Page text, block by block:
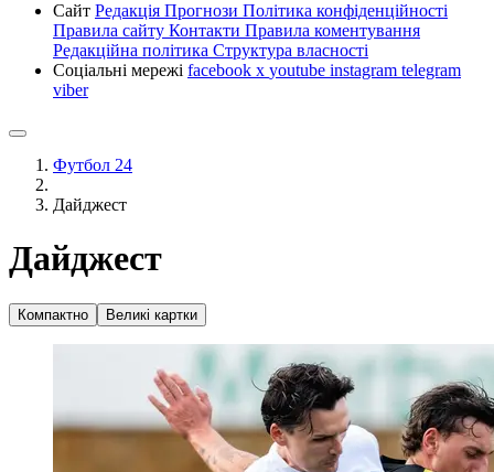
Сайт Редакція Прогнози Політика конфіденційності
Правила сайту Контакти Правила коментування
Редакційна політика Структура власності
Соціальні мережі facebook x youtube instagram telegram
viber
Футбол 24
Дайджест
Дайджест
Компактно Великі картки